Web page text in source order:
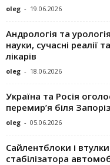
oleg - 19.06.2026
Андрологія та
науки, сучасні реалії
лікарів
oleg - 18.06.2026
Україна та Росія
перемир’я біля
oleg - 05.06.2026
Сайлентблоки і
стабілізатора